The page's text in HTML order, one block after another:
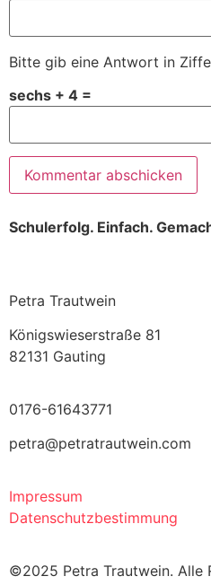
Bitte gib eine Antwort in
sechs + 4 =
Schulerfolg. Einfach.
Petra Trautwein
Königswieserstraße 81
82131 Gauting
0176-61643771
petra@petratrautwein.com
Impressum
Datenschutzbestimmung
©2025 Petra Trautwein. Alle